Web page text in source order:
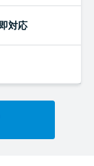
で40万円
対応